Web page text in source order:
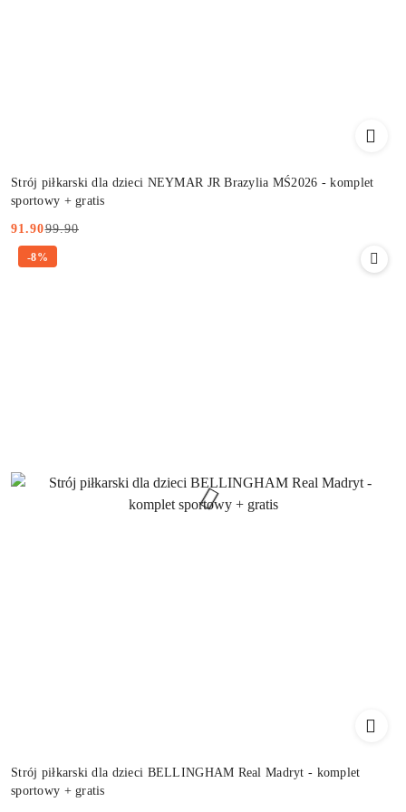
Strój piłkarski dla dzieci NEYMAR JR Brazylia MŚ2026 - komplet
sportowy + gratis
Cena
promocyjna:
91.90
Cena
przed
99.90
Strój piłkarski dla dzieci BELLINGHAM Real Madryt - komplet
sportowy + gratis
-8%